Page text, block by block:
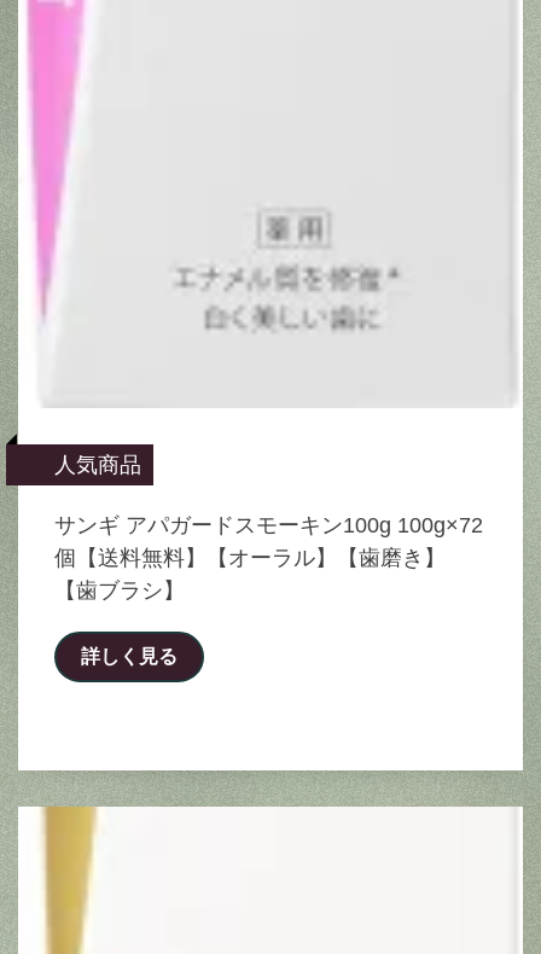
人気商品
サンギ アパガードスモーキン100g 100g×72
個【送料無料】【オーラル】【歯磨き】
【歯ブラシ】
詳しく見る